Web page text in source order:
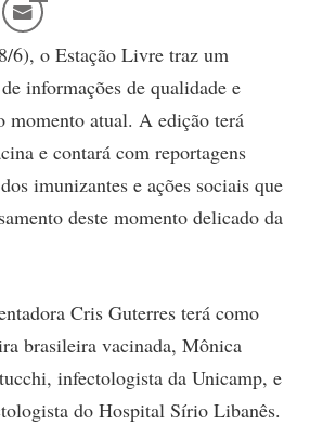
6), o Estação Livre traz um
informações de qualidade e
momento atual. A edição terá
e contará com reportagens
imunizantes e ações sociais que
deste momento delicado da
Cris Guterres terá como
brasileira vacinada, Mônica
infectologista da Unicamp, e
do Hospital Sírio Libanês.